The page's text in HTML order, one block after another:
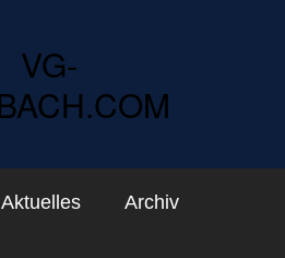
Aktuelles Archiv